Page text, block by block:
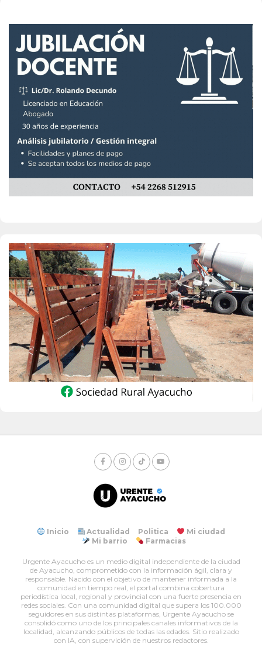
Inicio Actualidad Politica
Mi ciudad
Mi barrio
Farmacias
Urgente Ayacucho es un medio digital independiente de la ciudad
de Ayacucho, comprometido con la información ágil, clara y
responsable. Nacido con el objetivo de mantener informada a la
comunidad en tiempo real, el portal combina cobertura
periodística local, regional y provincial con una fuerte presencia en
redes sociales. Con una comunidad digital que supera los 100.000
seguidores en sus distintas plataformas, Urgente Ayacucho se
consolidó como uno de los principales canales informativos de la
localidad, alcanzando públicos de todas las edades. Sitio realizado
con IA, con supervición de nuestros redactores.